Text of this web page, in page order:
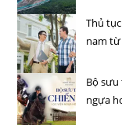
Thủ
nam từ
Bộ
ngựa